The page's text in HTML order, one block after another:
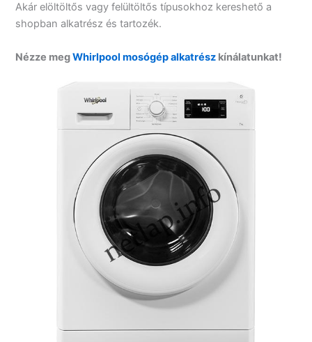
Akár elöltöltős vagy felültöltős típusokhoz kereshető a
shopban alkatrész és tartozék.
Nézze megWhirlpool mosógép alkatrész kínálatunkat!